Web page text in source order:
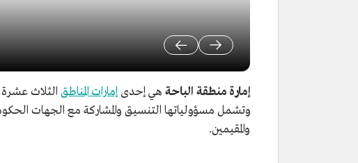
إمارة منطقة الباحة هي إحدى إمارات المناطق الثلاث عشرة
وتشمل مسؤولياتها التنسيق والمشاركة مع الجهات
والمقيمين.